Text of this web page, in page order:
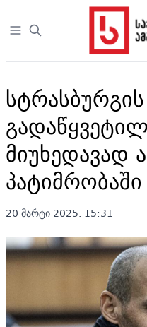
Open sidebar
მიუხედავად
20 მარტი 2025. 15:31